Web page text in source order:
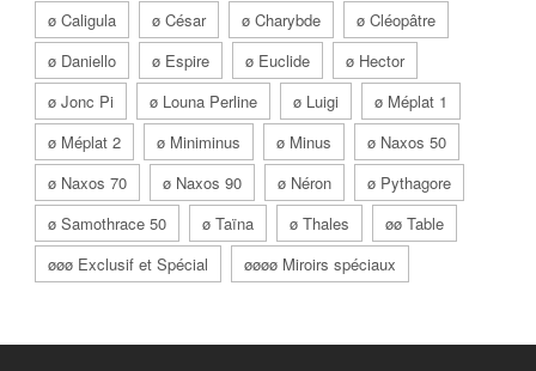
ø Caligula
ø César ø Charybde
ø Cléopâtre
ø Daniello
ø Espire ø Euclide
ø Hector
ø Jonc Pi
ø Louna Perline ø Luigi
ø Méplat 1
ø Méplat 2
ø Miniminus ø Minus
ø Naxos 50
ø Naxos 70
ø Naxos 90 ø Néron
ø Pythagore
ø Samothrace 50
ø Taïna ø Thales
øø Table
øøø Exclusif et Spécial
øøøø Miroirs spéciaux